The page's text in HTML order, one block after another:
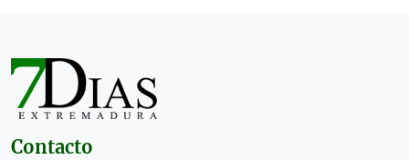
Contacto